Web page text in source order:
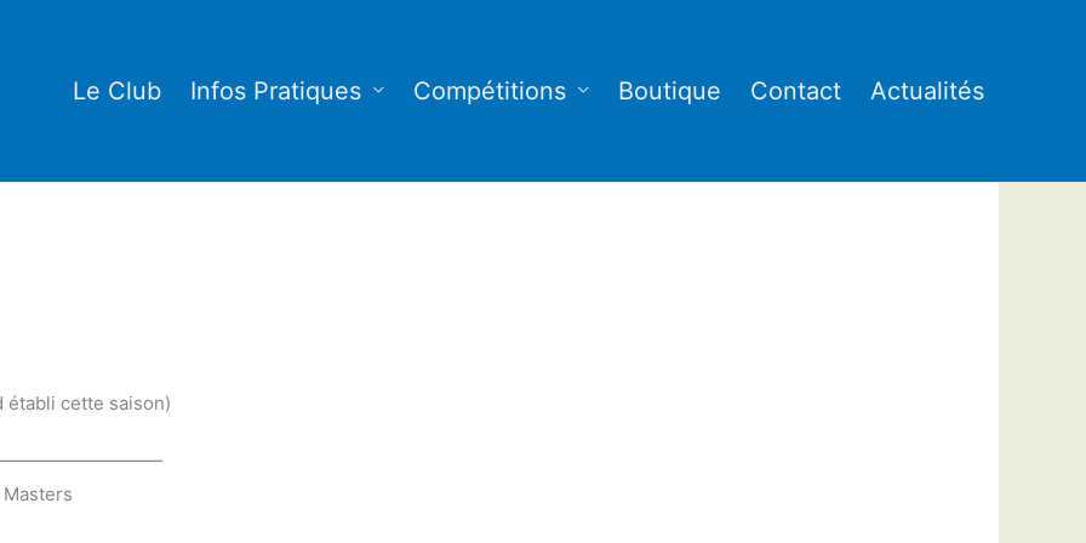
Le Club Infos Pratiques Compétitions Boutique Contact Actualités
établi cette saison)